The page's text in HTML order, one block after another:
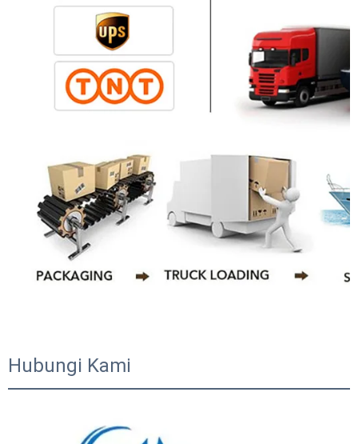
Hubungi Kami